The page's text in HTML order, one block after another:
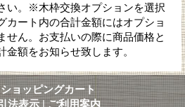
い。※木枠交換オプションを選択
カート内の合計金額にはオプショ
せん。お支払いの際に商品価格と
金額をお知らせ致します。
ショッピングカート
法表示 | ご利用案内